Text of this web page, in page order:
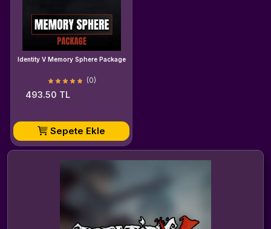
Identity V Memory Sphere Package
(0)
493.50 TL
Sepete Ekle